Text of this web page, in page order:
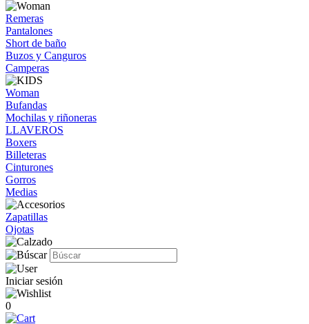
Remeras
Pantalones
Short de baño
Buzos y Canguros
Camperas
Woman
Bufandas
Mochilas y riñoneras
LLAVEROS
Boxers
Billeteras
Cinturones
Gorros
Medias
Zapatillas
Ojotas
Iniciar sesión
0